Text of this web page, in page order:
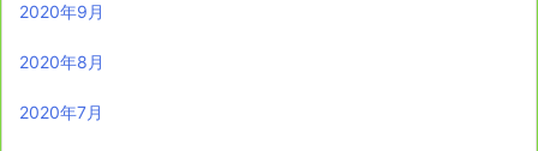
2020年9月
2020年8月
2020年7月